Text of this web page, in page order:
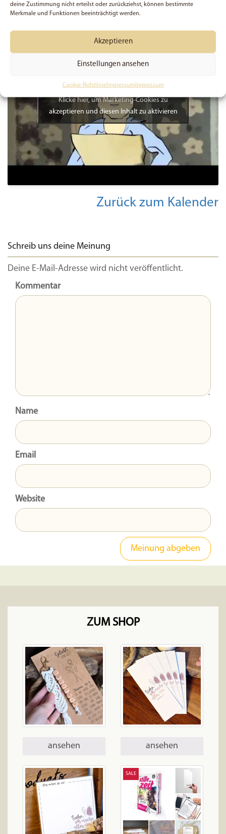
deine Zustimmung nicht erteilst oder zurückziehst, können bestimmte
Merkmale und Funktionen beeinträchtigt werden.
Akzeptieren
Einstellungen ansehen
Cookie-RichtlinieImpressum Impressum
befindest ;)
Klicke hier, um Marketing-Cookies zu
akzeptieren und diesen Inhalt zu aktivieren
Zurück zum Kalender
Schreib uns deine Meinung
Deine E-Mail-Adresse wird nicht veröffentlicht.
Kommentar
Name
Email
Website
ZUM SHOP
ansehen ansehen
SALE